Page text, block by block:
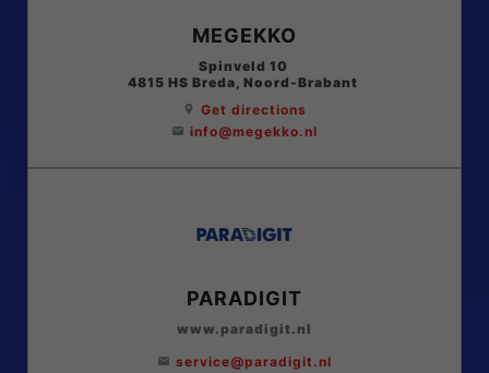
MEGEKKO
Spinveld 10
4815 HS Breda , Noord-Brabant
location_on Get directions
email info@megekko.nl
PARADIGIT
www.paradigit.nl
email service@paradigit.nl